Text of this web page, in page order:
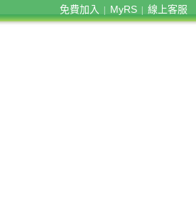
免費加入 MyRS 線上客服